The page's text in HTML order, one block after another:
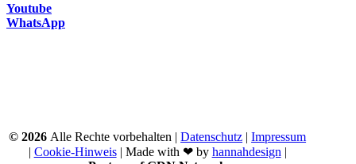
Youtube
WhatsApp
©2026 Alle Rechte vorbehalten |Datenschutz |Impressum
| Cookie-Hinweis| Made with ❤ by hannahdesign |